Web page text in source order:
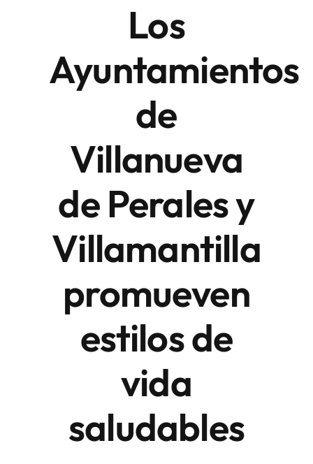
Los
Ayuntamientos
de
Villanueva
de Perales y
Villamantilla
promueven
estilos de
vida
saludables